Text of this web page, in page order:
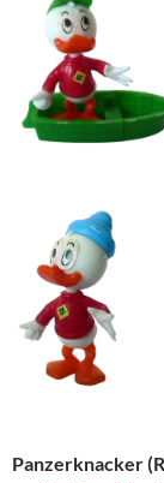
Panzerknacker